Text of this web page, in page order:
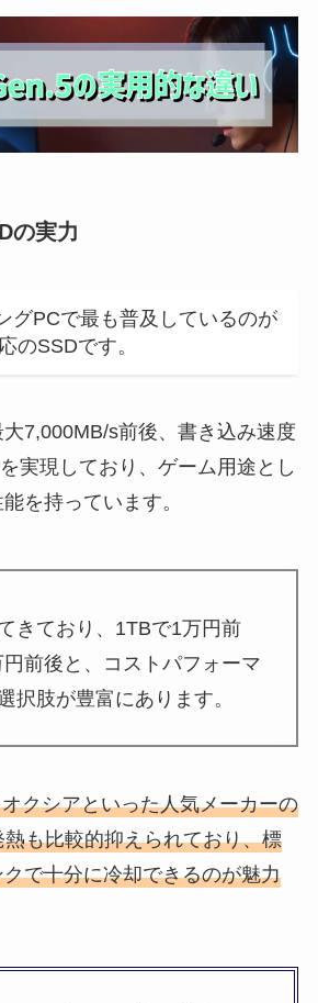
の実力
グPCで最も普及しているのが
のSSDです。
7,000MB/s前後、書き込み速度
実現しており、ゲーム用途とし
を持っています。
きており、1TBで1万円前
前後と、コストパフォーマ
択肢が豊富にあります。
クシアといった人気メーカーの
も比較的抑えられており、標
で十分に冷却できるのが魅力